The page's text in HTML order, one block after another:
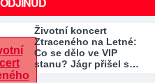
Životní koncert
Ztraceného na Letné:
Co se dělo ve VIP
stanu? Jágr přišel s…